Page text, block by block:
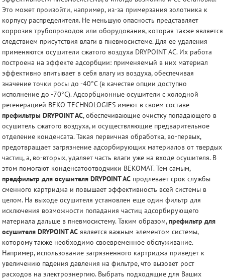
Это может произойти, например, из-за примерзания золотника к
корпусу распределителя. Не меньшую опасность представляет
коррозия трубопроводов или оборудования, которая также является
следствием присутствия влаги в пневмосистеме. Для ее удаления
применяются осушители сжатого воздуха DRYPOINT AC. Их работа
построена на эффекте адсорбции: применяемый в них материал
эффективно впитывает в себя влагу из воздуха, обеспечивая
значение точки росы до -40°С (в качестве опции доступно
исполнение до -70°С). Адсорбционные осушители с холодной
регенерацией BEKO TECHNOLOGIES имеют в своем составе
префильтры DRYPOINT AC, обеспечивающие очистку попадающего в
осушитель сжатого воздуха, и осуществляющие предварительное
отделение конденсата. Такая первичная обработка, во-первых,
предотвращает загрязнение адсорбирующих материалов от твердых
частиц, а, во-вторых, удаляет часть влаги уже на входе осушителя. В
этом помогают конденсатоотводчики BEKOMAT. Тем самым,
предфильтр для осушителя DRYPOINT AC продлевает срок службы
сменного картриджа и повышает эффективность всей системы в
целом. На выходе осушителя установлен еще один фильтр для
исключения возможности попадания частиц адсорбирующего
материала дальше в пневмосистему. Таким образом,префильтр для
осушителя DRYPOINT AC является важным элементом системы,
которому также необходимо своевременное обслуживание.
Например, использование загрязненного картриджа приведет к
увеличению падения давления на фильтре, что вызовет рост
расходов на электроэнергию. Выбрать подходящие для Ваших